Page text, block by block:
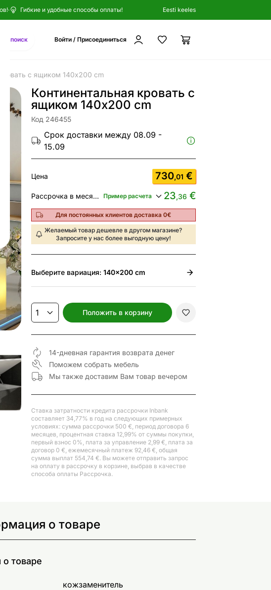
· Гибкие и удобные способы оплаты! Eesti keeles
AI-поиск Войти / Присоединиться
кровать с ящиком 140x200 cm
Континентальная кровать с
ящиком 140x200 cm
Код 246455
Срок доставки между 08.09 -
15.09
Цена 730,01 €
Рассрочка в месяц от Пример расчета 23,36 €
Для постоянных клиентов доставка 0€
Желаемый товар дешевле в другом магазине?
Запросите у нас более выгодную цену!
Выберите вариация: 140x200 cm
Положить в корзину
14-дневная гарантия возврата денег
Поможем собрать мебель
Мы также доставим Вам товар вечером
Ставка затратности кредита рассрочки Inbank
составляет 34,77% в год на следующих примерных
условиях: сумма рассрочки 500 €, период договора 6
месяцев, процентная ставка 12,99% от суммы покупки,
первый взнос 0%, плата за управление 2,99 €, плата за
договор 0 €, ежемесячный платеж 92,46 €, общая
сумма выплат 554,74 €. Вы можете отправить запрос
на оплату в рассрочку в корзине, выбрав в качестве
способа оплаты Рассрочка.
о товаре
товаре
кожзаменитель